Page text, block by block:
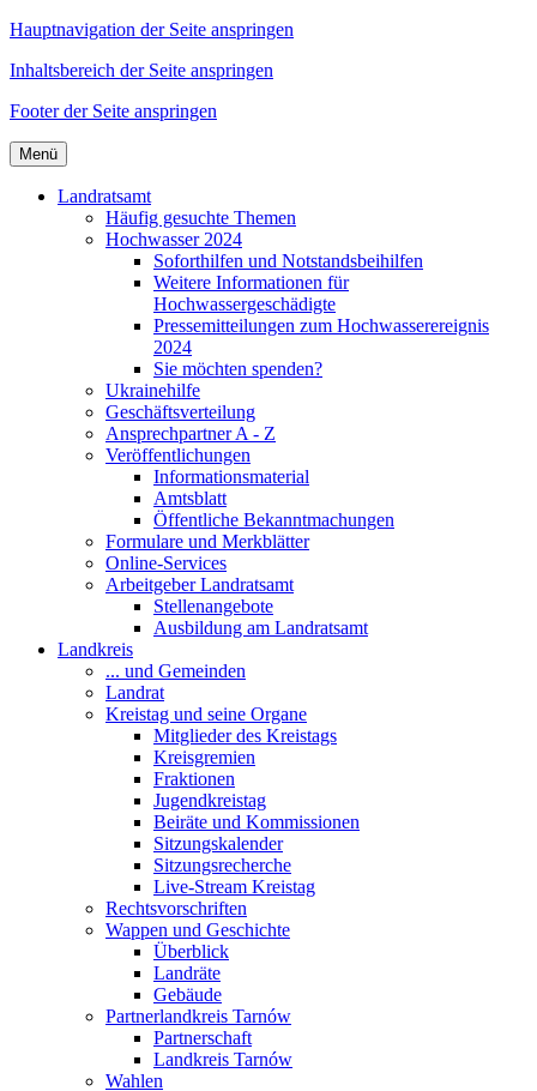
Hauptnavigation der Seite anspringen
Inhaltsbereich der Seite anspringen
Footer der Seite anspringen
Menü
Landratsamt
Häufig gesuchte Themen
Hochwasser 2024
Soforthilfen und Notstandsbeihilfen
Weitere Informationen für
Hochwassergeschädigte
Pressemitteilungen zum Hochwasserereignis
2024
Sie möchten spenden?
Ukrainehilfe
Geschäftsverteilung
Ansprechpartner A - Z
Veröffentlichungen
Informationsmaterial
Amtsblatt
Öffentliche Bekanntmachungen
Formulare und Merkblätter
Online-Services
Arbeitgeber Landratsamt
Stellenangebote
Ausbildung am Landratsamt
Landkreis
... und Gemeinden
Landrat
Kreistag und seine Organe
Mitglieder des Kreistags
Kreisgremien
Fraktionen
Jugendkreistag
Beiräte und Kommissionen
Sitzungskalender
Sitzungsrecherche
Live-Stream Kreistag
Rechtsvorschriften
Wappen und Geschichte
Überblick
Landräte
Gebäude
Partnerlandkreis Tarnów
Partnerschaft
Landkreis Tarnów
Wahlen